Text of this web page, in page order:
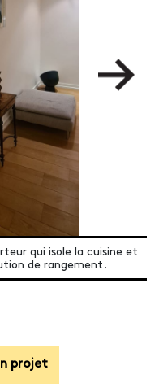
qui isole la cuisine et
de rangement.
projet